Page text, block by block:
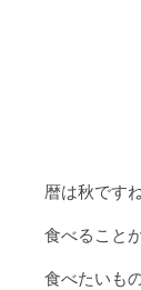
暦は秋ですね
食べること
食べたいも